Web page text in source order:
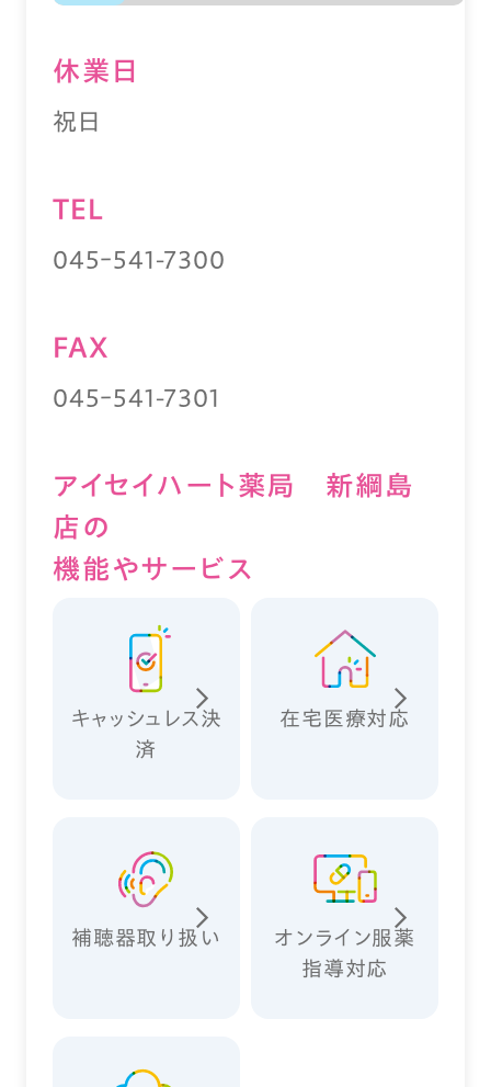
休業⽇
祝日
TEL
045ｰ541-7300
FAX
045ｰ541-7301
アイセイハート薬局 新綱島
店の
機能やサービス
キャッシュレス決
済
在宅医療対応
補聴器取り扱い
オンライン服薬
指導対応